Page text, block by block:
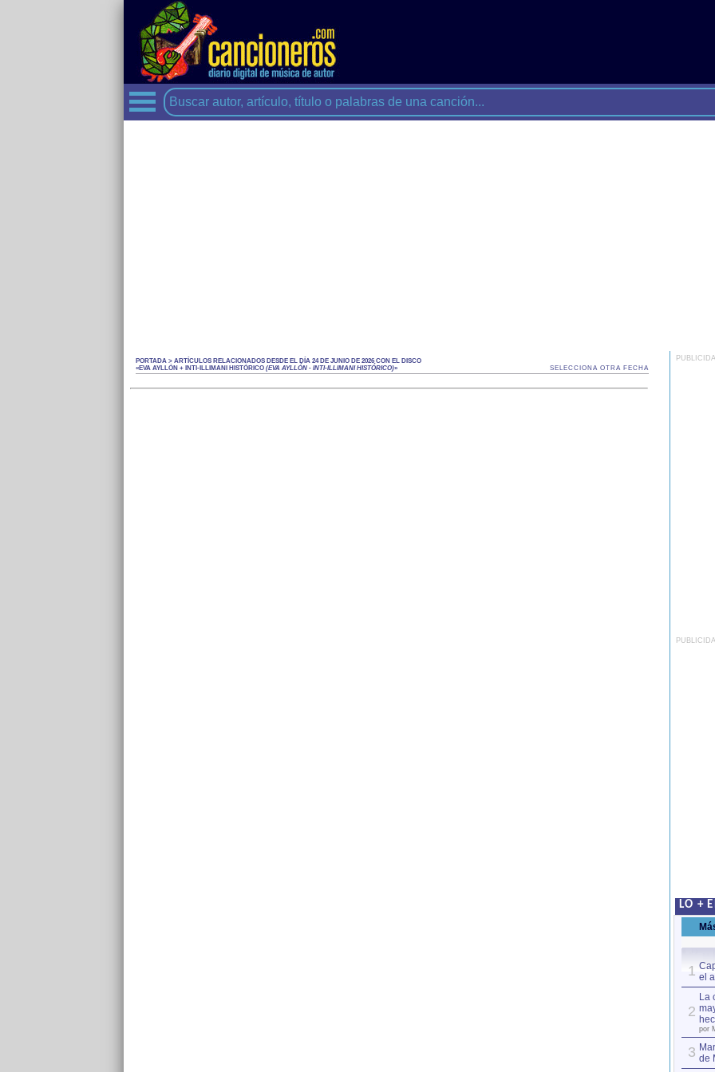
PORTADA > ARTÍCULOS RELACIONADOS DESDE EL DÍA 24 DE JUNIO DE 2026 CON EL DISCO
«EVA AYLLÓN + INTI-ILLIMANI HISTÓRICO(EVA AYLLÓN - INTI-ILLIMANI HISTÓRICO)» SELECCIONA OTRA FECHA
LO +
1 el
2
La
por
3 de